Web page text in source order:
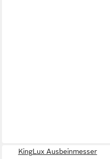
KingLux Ausbeinmesser